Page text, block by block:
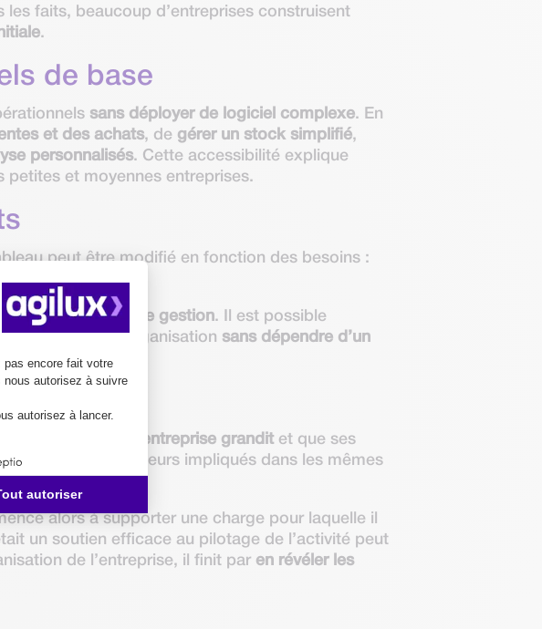
les faits, beaucoup d’entreprises construisent
.
de base
sans déployer de logiciel complexe. En
et des achats, de gérer un stock simplifié,
personnalisés. Cette accessibilité explique
petites et moyennes entreprises.
peut être modifié en fonction des besoins :
leur système de gestion. Il est possible
ou d’adapter l’organisation sans dépendre d’un
lorsque l’entreprise grandit et que ses
plus de collaborateurs impliqués dans les mêmes
alors à supporter une charge pour laquelle il
un soutien efficace au pilotage de l’activité peut
de l’entreprise, il finit par en révéler les